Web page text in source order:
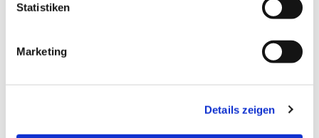
Statistiken
Marketing
Details zeigen